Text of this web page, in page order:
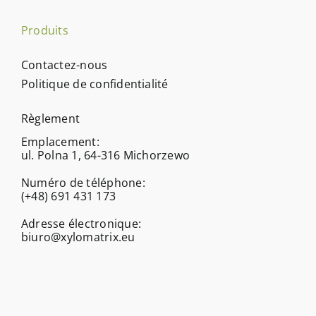
Produits
Contactez-nous
Politique de confidentialité
Règlement
Emplacement:
ul. Polna 1, 64-316 Michorzewo
Numéro de téléphone:
(+48) 691 431 173
Adresse électronique:
biuro@xylomatrix.eu